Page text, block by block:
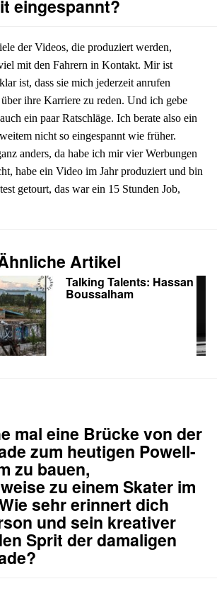
eingespannt?
der Videos, die produziert werden,
mit den Fahrern in Kontakt. Mir ist
ist, dass sie mich jederzeit anrufen
ihre Karriere zu reden. Und ich gebe
ein paar Ratschläge. Ich berate also ein
nicht so eingespannt wie früher.
anders, da habe ich mir vier Werbungen
habe ein Video im Jahr produziert und bin
getourt, das war ein 15 Stunden Job,
Artikel
Talking Talents: Hassan
Boussalham
mal eine Brücke von der
zum heutigen Powell-
zu bauen,
zu einem Skater im
sehr erinnert dich
und sein kreativer
Sprit der damaligen